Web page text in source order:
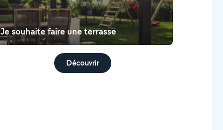
Je souhaite faire une terrasse
Découvrir